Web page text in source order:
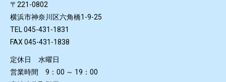
〒221-0802
横浜市神奈川区六角橋1-9-25
TEL 045-431-1831
FAX 045-431-1838
定休日 水曜日
営業時間 9：00 ～ 19：00